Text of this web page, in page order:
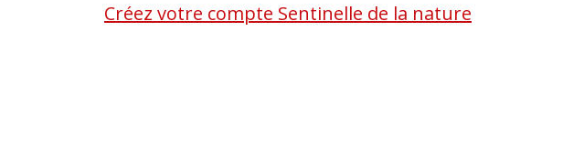
Créez votre compte Sentinelle de la nature